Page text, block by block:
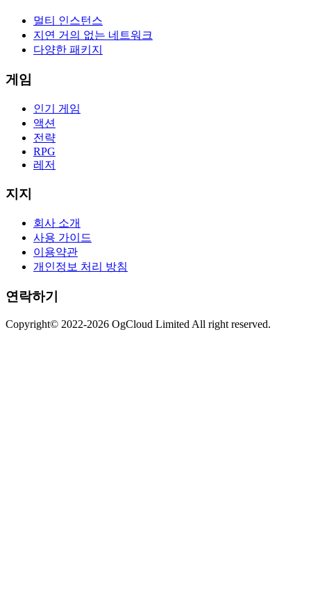
멀티 인스턴스
지연 거의 없는 네트워크
다양한 패키지
게임
인기 게임
액션
전략
RPG
레저
지지
회사 소개
사용 가이드
이용약관
개인정보 처리 방침
연락하기
Copyright© 2022-2026 OgCloud Limited All right reserved.